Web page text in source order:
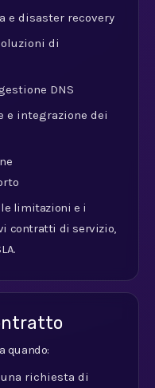
e disaster recovery
di
DNS
e integrazione dei
limitazioni e i
contratti di servizio,
quando:
richiesta di